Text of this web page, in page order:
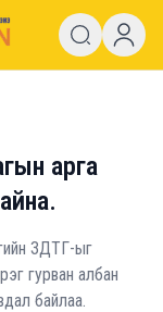
арга
ЗДТГ-ыг
гурван албан
байлаа.